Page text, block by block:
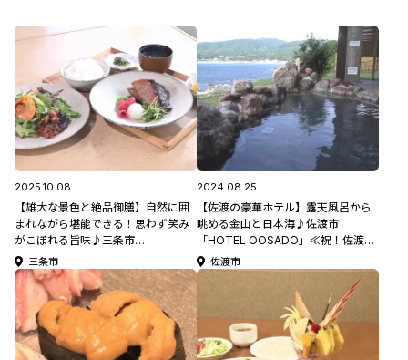
2025.10.08
【雄大な景色と絶品御膳】自然に囲
まれながら堪能できる！思わず笑み
がこぼれる旨味♪三条市
「Restaurant雪峰」
三条市
2024.08.25
【佐渡の豪華ホテル】露天風呂から
眺める金山と日本海♪佐渡市
「HOTEL OOSADO」≪祝！佐渡金
山世界遺産登録≫ #佐渡観光
佐渡市